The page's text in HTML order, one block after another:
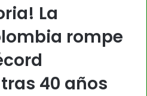
La
rompe
40 años